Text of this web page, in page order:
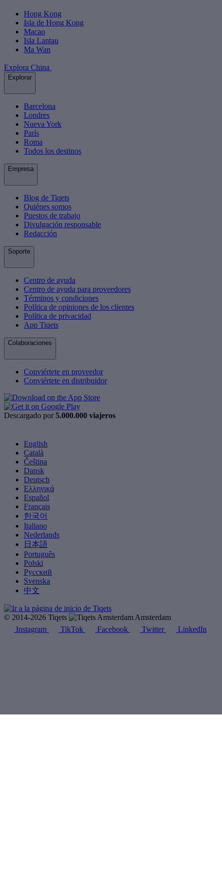
Hong Kong
Isla de Hong Kong
Macao
Isla Lantau
Ma Wan
Explora China
Explorar
Barcelona
Londres
Nueva York
París
Roma
Todos los destinos
Empresa
Blog de Tiqets
Quiénes somos
Puestos de trabajo
Divulgación responsable
Redacción
Soporte
Centro de ayuda
Centro de ayuda para proveedores
Términos y condiciones
Política de opiniones de los clientes
Política de privacidad
App Tiqets
Colaboraciones
Conviértete en proveedor
Conviértete en distribuidor
Descargado por 5.000.000 viajeros
English
Català
Čeština
Dansk
Deutsch
Ελληνικά
Español
Français
한국어
Italiano
Nederlands
日本語
Português
Polski
Русский
Svenska
中文
© 2014-2026 Tiqets
Amsterdam
Instagram
TikTok Facebook Twitter LinkedIn